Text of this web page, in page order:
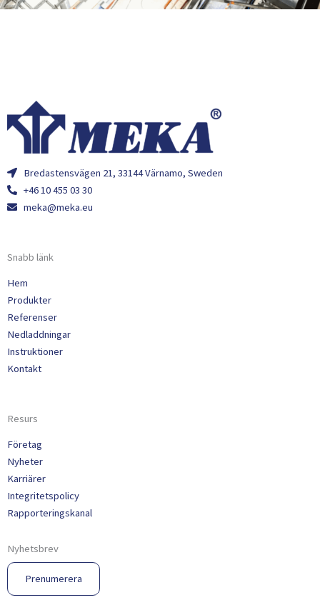
Bredastensvägen 21, 33144 Värnamo, Sweden
+46 10 455 03 30
meka@meka.eu
Snabb länk
Hem
Produkter
Referenser
Nedladdningar
Instruktioner
Kontakt
Resurs
Företag
Nyheter
Karriärer
Integritetspolicy
Rapporteringskanal
Nyhetsbrev
Prenumerera